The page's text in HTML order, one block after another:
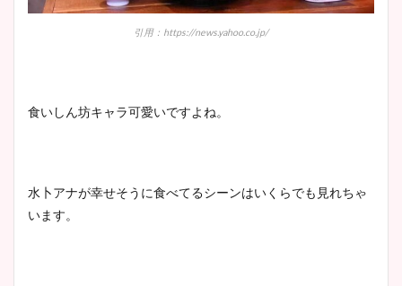
引用：https://news.yahoo.co.jp/
食いしん坊キャラ可愛いですよね。
水卜アナが幸せそうに食べてるシーンはいくらでも見れちゃ
います。